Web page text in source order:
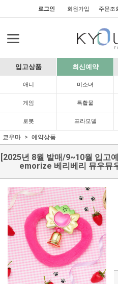
로그인 회원가입 주문조
입고상품 최신예약
애니 미소녀
게임 특촬물
로봇 프라모델
쿄우마 예약상품
[2025년 8월 발매/9~10월 입고
emorize 베리베리 뮤우뮤